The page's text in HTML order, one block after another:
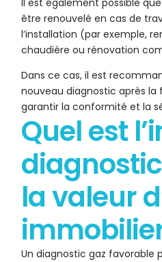
Il est également possible
être renouvelé en cas de
l’installation (par exemple,
chaudière ou rénovation
Dans ce cas, il est
nouveau diagnostic après la
garantir la conformité et la
Quel est
la valeur
Un diagnostic gaz favorable